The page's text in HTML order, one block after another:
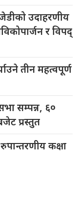
उदाहरणीय
र विपद्
तीन महत्वपूर्ण
सम्पन्न, ६०
प्रस्तुत
कक्षा